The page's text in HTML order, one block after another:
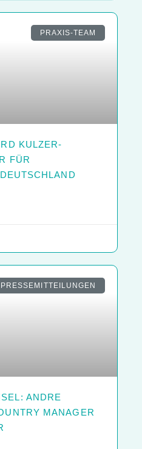
PRAXIS-TEAM
KULZER-
FÜR
PRESSEMITTEILUNGEN
ANDRE
MANAGER